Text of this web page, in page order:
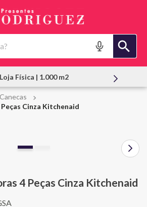
Atendimento Pessoal
Cinza Kitchenaid
4 Peças Cinza Kitchenaid